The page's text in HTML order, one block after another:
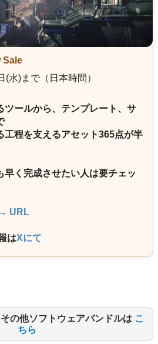
Sale
(水)まで（日本時間）
ツールから、テンプレート、サ
工程を支えるアセット365点が半
早く完成させたい人は要チェッ
→ URL
はXにて
その他ソフトウェアバンドルは こ
ちら